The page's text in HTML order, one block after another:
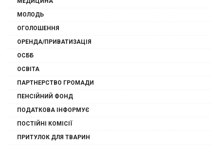
МОЛОДЬ
ОГОЛОШЕННЯ
ОРЕНДА/ПРИВАТИЗАЦІЯ
ОСББ
ОСВІТА
ПАРТНЕРСТВО ГРОМАДИ
ПЕНСІЙНИЙ ФОНД
ПОДАТКОВА ІНФОРМУЄ
ПОСТІЙНІ КОМІСІЇ
ПРИТУЛОК ДЛЯ ТВАРИН